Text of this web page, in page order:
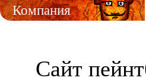
Компания
Сайт